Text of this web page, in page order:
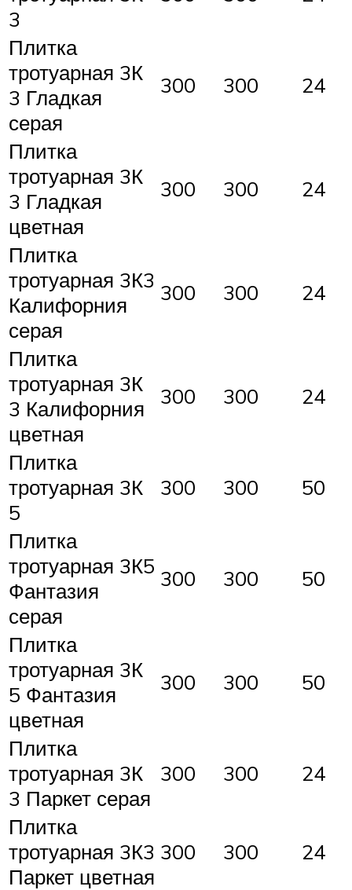
3
Плитка
тротуарная 3К
3 Гладкая
серая
300 300 24
Плитка
тротуарная 3К
3 Гладкая
цветная
300 300 24
Плитка
тротуарная 3К3
Калифорния
серая
300 300 24
Плитка
тротуарная 3К
3 Калифорния
цветная
300 300 24
Плитка
тротуарная 3К
5
300 300 50
Плитка
тротуарная 3К5
Фантазия
серая
300 300 50
Плитка
тротуарная 3К
5 Фантазия
цветная
300 300 50
Плитка
тротуарная 3К
3 Паркет серая
300 300 24
Плитка
тротуарная 3К3
Паркет цветная
300 300 24